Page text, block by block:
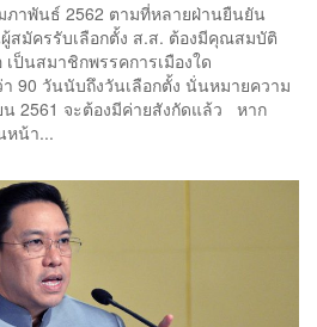
ภาพันธ์ 2562 ตามที่หลายฝ่านยืนยัน
สมัครรับเลือกตั้ง ส.ส. ต้องมีคุณสมบัติ
ป็นสมาชิกพรรคการเมืองใด
90 วันนับถึงวันเลือกตั้ง นั่นหมายความ
2561 จะต้องมีค่ายสังกัดแล้ว หาก
หน้า...